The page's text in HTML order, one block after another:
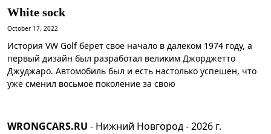
White sock
October 17, 2022
История VW Golf берет свое начало в далеком 1974 году, а
первый дизайн был разработал великим Джорджетто
Джуджаро. Автомобиль был и есть настолько успешен, что
уже сменил восьмое поколение за свою
WRONGCARS.RU - Нижний Новгород -2026 г.